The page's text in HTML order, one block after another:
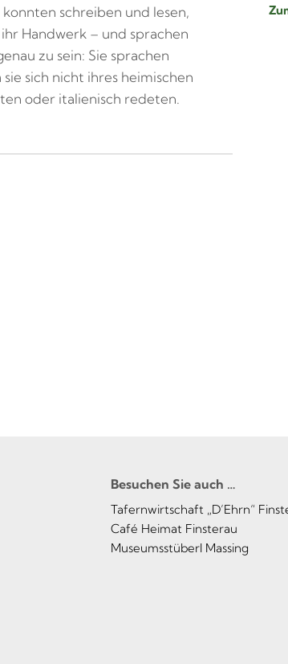
konnten schreiben und lesen,
Handwerk – und sprachen
zu sein: Sie sprachen
sie sich nicht ihres heimischen
oder italienisch redeten.
Besuchen Sie auch …
Tafernwirtschaft „D’Ehrn“
Café Heimat Finsterau
Museumsstüberl Massing